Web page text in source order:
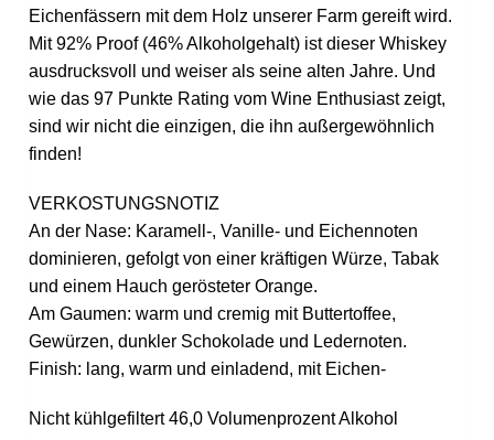
Eichenfässern mit dem Holz unserer Farm gereift wird.
Mit 92% Proof (46% Alkoholgehalt) ist dieser Whiskey
ausdrucksvoll und weiser als seine alten Jahre. Und
wie das 97 Punkte Rating vom Wine Enthusiast zeigt,
sind wir nicht die einzigen, die ihn außergewöhnlich
finden!
VERKOSTUNGSNOTIZ
An der Nase: Karamell-, Vanille- und Eichennoten
dominieren, gefolgt von einer kräftigen Würze, Tabak
und einem Hauch gerösteter Orange.
Am Gaumen: warm und cremig mit Buttertoffee,
Gewürzen, dunkler Schokolade und Ledernoten.
Finish: lang, warm und einladend, mit Eichen-
Nicht kühlgefiltert 46,0 Volumenprozent Alkohol